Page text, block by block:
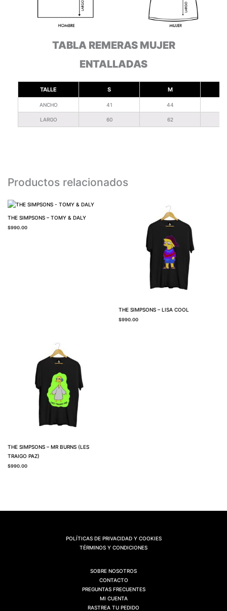
TABLA REMERAS MUJER
ENTALLADAS
TALLE S M
ANCHO 41 44
LARGO 60 62
Productos relacionados
THE SIMPSONS – TOMY & DALY
$990.00
THE SIMPSONS – LISA COOL
$990.00
THE SIMPSONS – MR BURNS (LES
TRAIGO PAZ)
$990.00
POLÍTICAS DE PRIVACIDAD Y COOKIES
TÉRMINOS Y CONDICIONES
SOBRE NOSOTROS
CONTACTO
PREGUNTAS FRECUENTES
MI CUENTA
RASTREA TU PEDIDO